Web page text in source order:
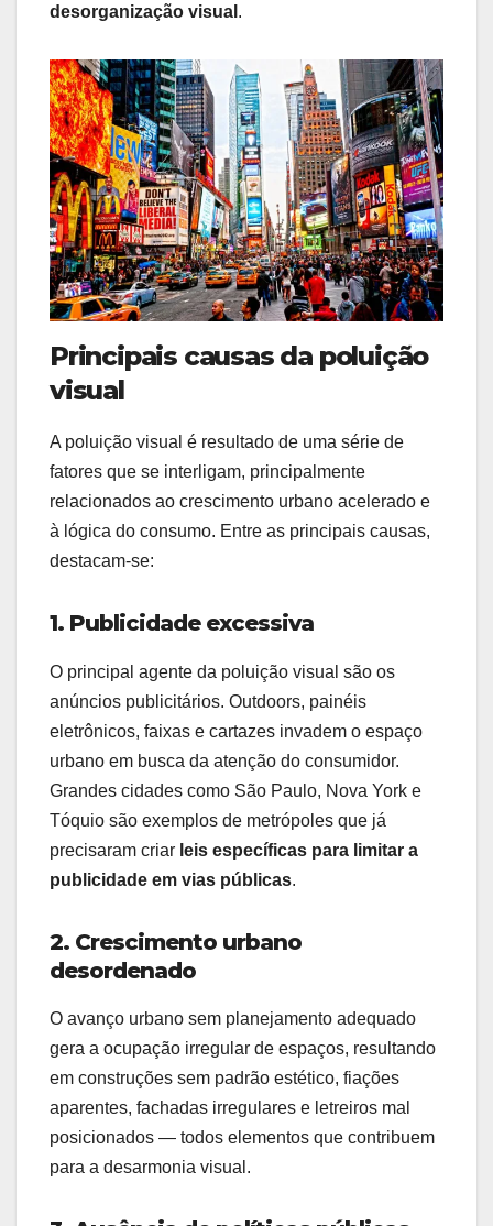
desorganização visual .
Principais causas da poluição
visual
A poluição visual é resultado de uma série de
fatores que se interligam, principalmente
relacionados ao crescimento urbano acelerado e
à lógica do consumo. Entre as principais causas,
destacam-se:
1. Publicidade excessiva
O principal agente da poluição visual são os
anúncios publicitários. Outdoors, painéis
eletrônicos, faixas e cartazes invadem o espaço
urbano em busca da atenção do consumidor.
Grandes cidades como São Paulo, Nova York e
Tóquio são exemplos de metrópoles que já
precisaram criar leis específicas para limitar a
publicidade em vias públicas.
2. Crescimento urbano
desordenado
O avanço urbano sem planejamento adequado
gera a ocupação irregular de espaços, resultando
em construções sem padrão estético, fiações
aparentes, fachadas irregulares e letreiros mal
posicionados — todos elementos que contribuem
para a desarmonia visual.